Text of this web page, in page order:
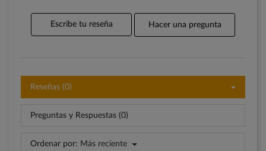
Escribe tu reseña Hacer una pregunta
Reseñas (0)
Preguntas y Respuestas (0)
Ordenar por: Más reciente